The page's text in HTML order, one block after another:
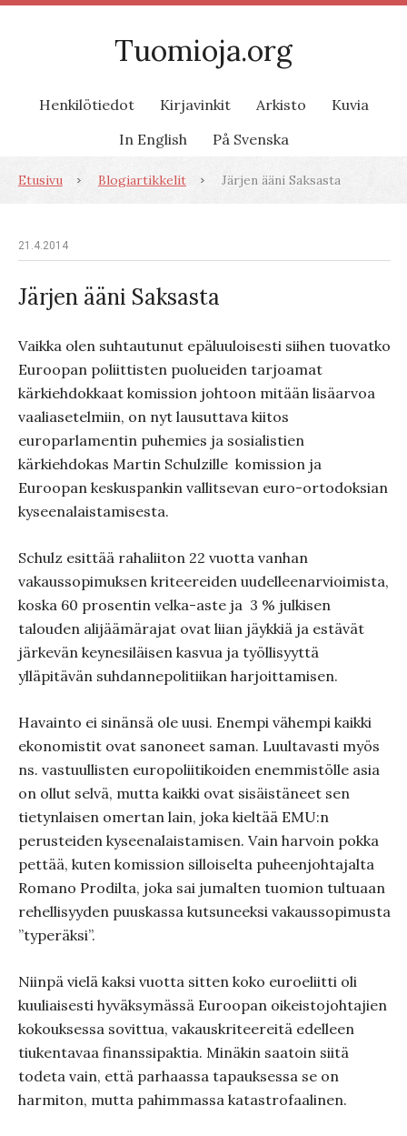
Tuomioja.org
Henkilötiedot Kirjavinkit Arkisto
Kuvia
In English
På Svenska
Etusivu Blogiartikkelit Järjen ääni Saksasta
21.4.2014
Järjen ääni Saksasta
Vaikka olen suhtautunut epäluuloisesti siihen tuovatko
Euroopan poliittisten puolueiden tarjoamat
kärkiehdokkaat komission johtoon mitään lisäarvoa
vaaliasetelmiin, on nyt lausuttava kiitos
europarlamentin puhemies ja sosialistien
kärkiehdokas Martin Schulzille komission ja
Euroopan keskuspankin vallitsevan euro-ortodoksian
kyseenalaistamisesta.
Schulz esittää rahaliiton 22 vuotta vanhan
vakaussopimuksen kriteereiden uudelleenarvioimista,
koska 60 prosentin velka-aste ja 3 % julkisen
talouden alijäämärajat ovat liian jäykkiä ja estävät
järkevän keynesiläisen kasvua ja työllisyyttä
ylläpitävän suhdannepolitiikan harjoittamisen.
Havainto ei sinänsä ole uusi. Enempi vähempi kaikki
ekonomistit ovat sanoneet saman. Luultavasti myös
ns. vastuullisten europoliitikoiden enemmistölle asia
on ollut selvä, mutta kaikki ovat sisäistäneet sen
tietynlaisen omertan lain, joka kieltää EMU:n
perusteiden kyseenalaistamisen. Vain harvoin pokka
pettää, kuten komission silloiselta puheenjohtajalta
Romano Prodilta, joka sai jumalten tuomion tultuaan
rehellisyyden puuskassa kutsuneeksi vakaussopimusta
”typeräksi”.
Niinpä vielä kaksi vuotta sitten koko euroeliitti oli
kuuliaisesti hyväksymässä Euroopan oikeistojohtajien
kokouksessa sovittua, vakauskriteereitä edelleen
tiukentavaa finanssipaktia. Minäkin saatoin siitä
todeta vain, että parhaassa tapauksessa se on
harmiton, mutta pahimmassa katastrofaalinen.